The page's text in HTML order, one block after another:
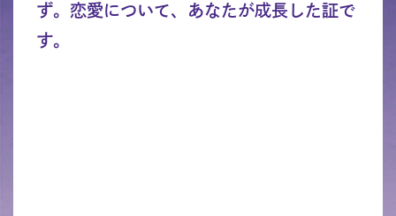
ず。恋愛について、あなたが成長した証で
す。